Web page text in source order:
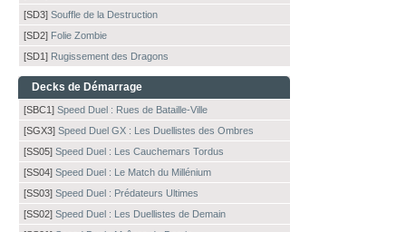
[SD3] Souffle de la Destruction
[SD2] Folie Zombie
[SD1] Rugissement des Dragons
Decks de Démarrage
[SBC1] Speed Duel : Rues de Bataille-Ville
[SGX3] Speed Duel GX : Les Duellistes des Ombres
[SS05] Speed Duel : Les Cauchemars Tordus
[SS04] Speed Duel : Le Match du Millénium
[SS03] Speed Duel : Prédateurs Ultimes
[SS02] Speed Duel : Les Duellistes de Demain